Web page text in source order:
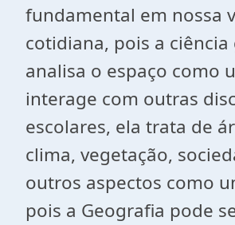
fundamental em nossa
cotidiana, pois a ciência
analisa o espaço como
interage com outras
escolares, ela trata de
clima, vegetação,
outros aspectos como
pois a Geografia pode